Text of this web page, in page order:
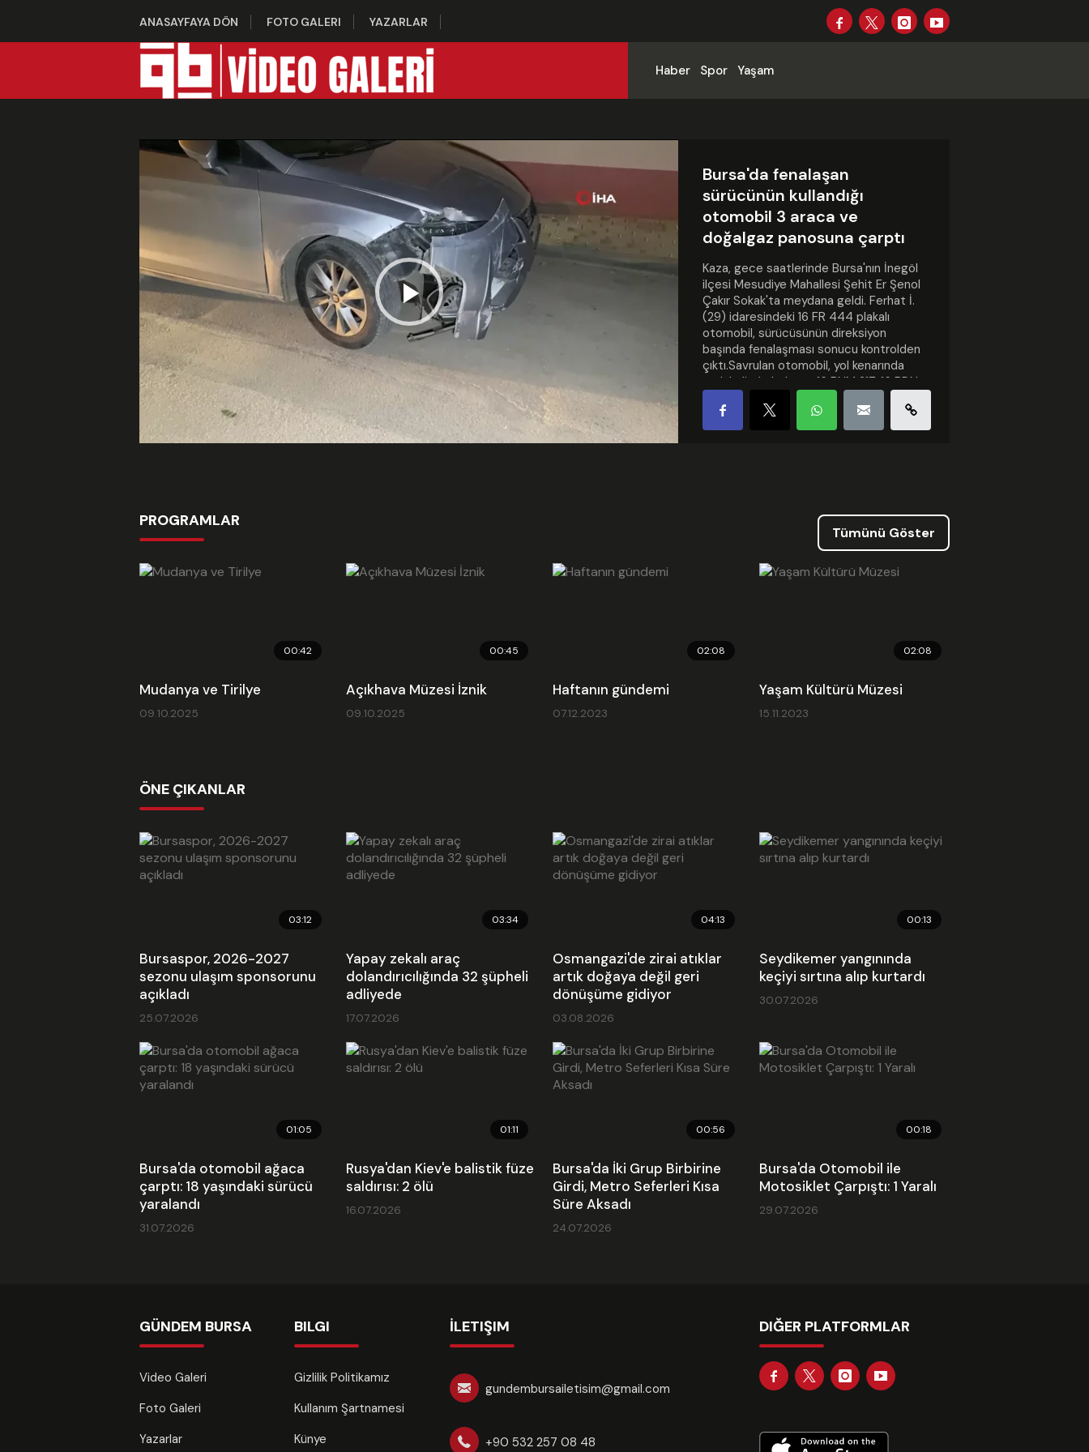
ANASAYFAYA DÖN FOTO GALERI YAZARLAR
Haber Spor Yaşam
Play
Video
Bursa'da fenalaşan
sürücünün kullandığı
otomobil 3 araca ve
doğalgaz panosuna çarptı
Kaza, gece saatlerinde Bursa'nın İnegöl
ilçesi Mesudiye Mahallesi Şehit Er Şenol
Çakır Sokak'ta meydana geldi. Ferhat İ.
(29) idaresindeki 16 FR 444 plakalı
otomobil, sürücüsünün direksiyon
başında fenalaşması sonucu kontrolden
çıktı.Savrulan otomobil, yol kenarında
park halinde bulunan 16 BNM 217, 16 BDN
çarptıktan sonra bir apartmanın
girişindeki doğalgaz panosuna çarparak
ardından ambulansla İnegöl Devlet
Hastanesi'ne kaldırıldı.Polis ekipleri
kazayla ilgili inceleme başlattı.
Haber
PROGRAMLAR
Tümünü Göster
00:42
Mudanya ve Tirilye
09.10.2025
00:45
Açıkhava Müzesi İznik
09.10.2025
02:08
Haftanın gündemi
07.12.2023
02:08
Yaşam Kültürü Müzesi
15.11.2023
ÖNE ÇIKANLAR
03:12
Bursaspor, 2026-2027
sezonu ulaşım sponsorunu
açıkladı
25.07.2026
03:34
Yapay zekalı araç
dolandırıcılığında 32 şüpheli
adliyede
17.07.2026
04:13
Osmangazi'de zirai atıklar
artık doğaya değil geri
dönüşüme gidiyor
03.08.2026
00:13
Seydikemer yangınında
keçiyi sırtına alıp kurtardı
30.07.2026
01:05
Bursa'da otomobil ağaca
çarptı: 18 yaşındaki sürücü
yaralandı
31.07.2026
01:11
Rusya'dan Kiev'e balistik füze
saldırısı: 2 ölü
16.07.2026
00:56
Bursa'da İki Grup Birbirine
Girdi, Metro Seferleri Kısa
Süre Aksadı
24.07.2026
00:18
Bursa'da Otomobil ile
Motosiklet Çarpıştı: 1 Yaralı
29.07.2026
GÜNDEM BURSA
Video Galeri
Foto Galeri
Yazarlar
BILGI
Gizlilik Politikamız
Kullanım Şartnamesi
Künye
İLETIŞIM
gundembursailetisim@gmail.com
+90 532 257 08 48
DIĞER PLATFORMLAR